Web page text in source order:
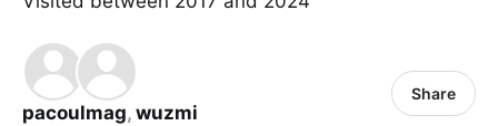
pacoulmag, wuzmi
Share